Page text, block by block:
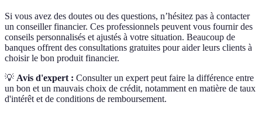
Si vous avez des doutes ou des questions, n’hésitez pas à contacter
un conseiller financier. Ces professionnels peuvent vous fournir des
conseils personnalisés et ajustés à votre situation. Beaucoup de
banques offrent des consultations gratuites pour aider leurs clients à
choisir le bon produit financier.
💡 Avis d'expert : Consulter un expert peut faire la différence entre
un bon et un mauvais choix de crédit, notamment en matière de taux
d'intérêt et de conditions de remboursement.